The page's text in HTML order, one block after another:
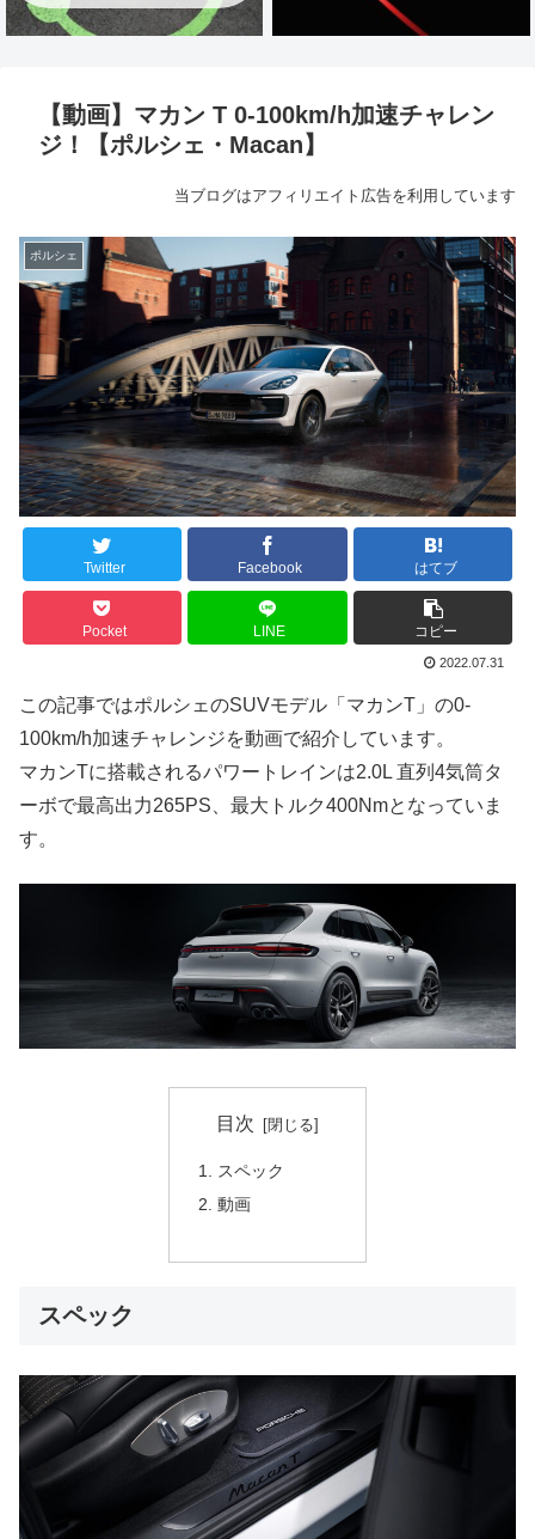
【動画】マカン T 0-100km/h加速チャレン
ジ！【ポルシェ・Macan】
当ブログはアフィリエイト広告を利用しています
ポルシェ
Twitter Facebook はてブ
Pocket LINE コピー
2022.07.31
この記事ではポルシェのSUVモデル「マカンT」の0-
100km/h加速チャレンジを動画で紹介しています。
マカンTに搭載されるパワートレインは2.0L 直列4気筒タ
ーボで最高出力265PS、最大トルク400Nmとなっていま
す。
目次
スペック
動画
スペック